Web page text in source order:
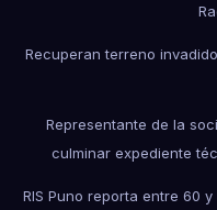
Recuperan terreno
Representante de la
culminar expediente
RIS Puno reporta entre 60